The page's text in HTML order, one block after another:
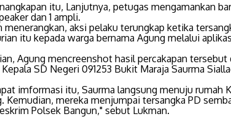
itu, Lanjutnya, petugas mengamankan
dan 1 ampli.
menerangkan, aksi pelaku terungkap ketika
itu kepada warga bernama Agung melalui
Agung mencreenshot hasil percakapan tersebut
SD Negeri 091253 Bukit Maraja Saurma
imformasi itu, Saurma langsung menuju rumah
Kemudian, mereka menjumpai tersangka PD
Polsek Bangun," sebut Lukman.